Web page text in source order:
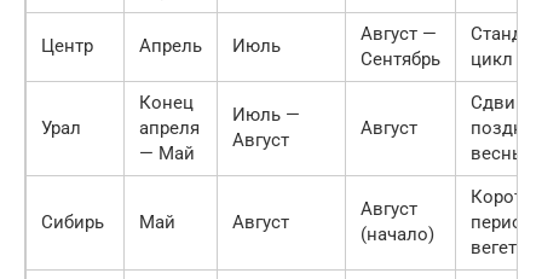
Центр Апрель Июль
Август —
Сентябрь
цикл
Урал
Конец
апреля
— Май
Июль —
Август
Август
Сдвиг
весны
Сибирь Май Август
Август
(начало)
период